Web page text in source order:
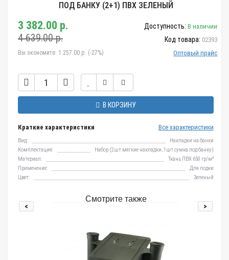
ПОД БАНКУ (2+1) ПВХ ЗЕЛЕНЫЙ
3 382.00 р.
4 639.00 р.
Вы экономите: 1 257.00 р. (-27%)
Доступность: В наличии
Код товара: 02393
Оптовый прайс
В КОРЗИНУ
Краткие характеристики Все характеристики
Вид:
Накладки на банки
Комплектация:
Набор (2шт мягкие накладки, 1шт сумка под банку)
Материал:
Ткань ПВХ 650 гр/м²
Применение:
Для лодки
Цвет:
Зеленый
Смотрите также
< >